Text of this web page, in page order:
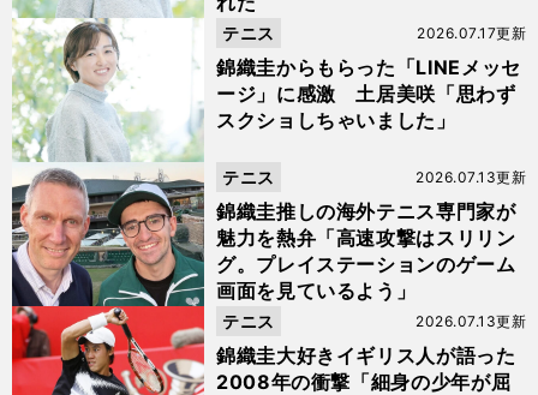
錦織圭からもらった「LINEメッセ
ージ」に感激 土居美咲「思わず
スクショしちゃいました」
2026.07.17更新
テニス
錦織圭推しの海外テニス専門家が
魅力を熱弁「高速攻撃はスリリン
グ。プレイステーションのゲーム
画面を見ているよう」
2026.07.13更新
テニス
錦織圭大好きイギリス人が語った
2008年の衝撃「細身の少年が屈
2026.07.13更新
テニス